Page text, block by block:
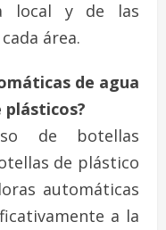
local y de las
área.
de agua
plásticos?
de botellas
de plástico
automáticas
a la